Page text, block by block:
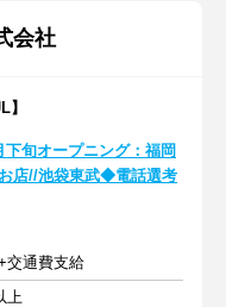
会社
下旬オープニング：福岡
店//池袋東武◆電話選考
交通費支給
上